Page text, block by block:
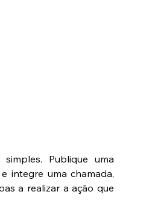
Publique uma
integre uma chamada,
a realizar a ação que